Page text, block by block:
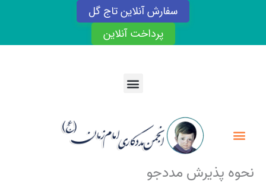
سفارش آنلاین تاج گل
پرداخت آنلاین
Menu
نحوه پذیرش مددجو